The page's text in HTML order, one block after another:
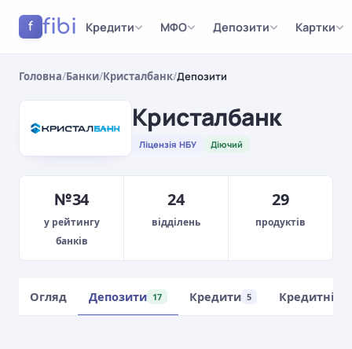
f fibi Кредити МФО Депозити Картки
Головна/Банки/Кристалбанк/Депозити
Кристалбанк
Ліцензія НБУ Діючий
№34
у рейтингу
банків
24
відділень
29
продуктів
Огляд Депозити 17 Кредити 5 Кредитні